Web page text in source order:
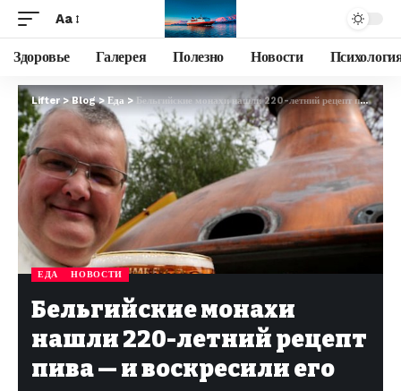
Aa
Здоровье Галерея Полезно Новости
Lifter >Blog>Еда>Бельгийские монахи нашли 220-летний рецепт пива — и воскресили его
ЕДА НОВОСТИ
Бельгийские монахи
нашли 220-летний рецепт
пива — и воскресили его